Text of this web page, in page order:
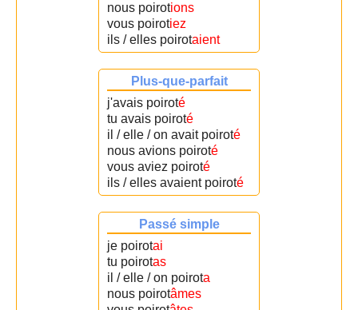
nous poirotions
vous poirotiez
ils / elles poirotaient
Plus-que-parfait
j'avais poiroté
tu avais poiroté
il / elle / on avait poiroté
nous avions poiroté
vous aviez poiroté
ils / elles avaient poiroté
Passé simple
je poirotai
tu poirotas
il / elle / on poirota
nous poirotâmes